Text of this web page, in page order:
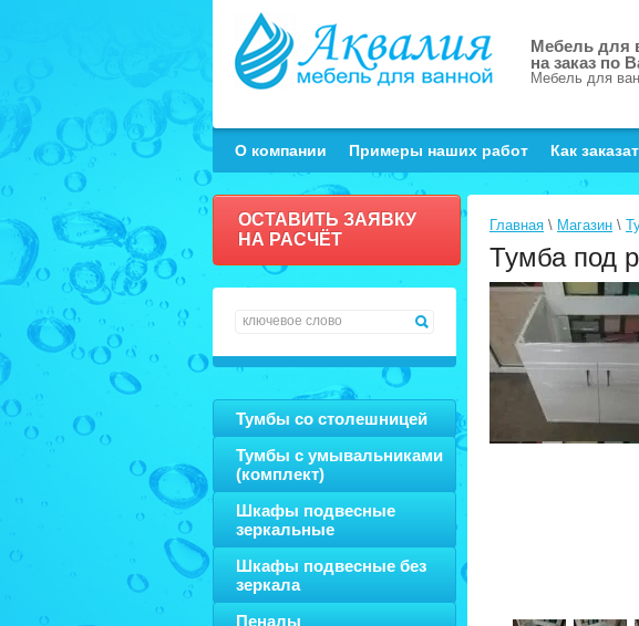
Мебель для
на заказ по
Мебель для
О компании Примеры наших работ Как
ОСТАВИТЬ ЗАЯВКУ
НА РАСЧЁТ
Тумбы со столешницей
Тумбы с умывальниками
(комплект)
Шкафы подвесные
зеркальные
Шкафы подвесные без
зеркала
Пеналы
Главная \ Магазин \
Тумба под
Заказать